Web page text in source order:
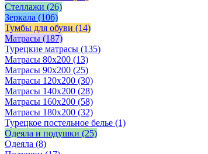
Стеллажи (26)
Зеркала (106)
Тумбы для обуви (14)
Матрасы (187)
Турецкие матрасы (135)
Матрасы 80x200 (13)
Матрасы 90х200 (25)
Матрасы 120х200 (30)
Матрасы 140х200 (28)
Матрасы 160х200 (58)
Матрасы 180х200 (32)
Турецкое постельное белье (1)
Одеяла и подушки (25)
Одеяла (8)